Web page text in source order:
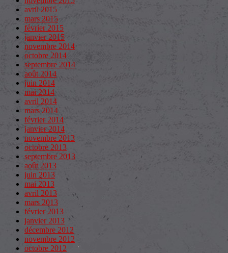
avril 2015
mars 2015
février 2015
janvier 2015
novembre 2014
octobre 2014
septembre 2014
août 2014
juin 2014
mai 2014
avril 2014
mars 2014
février 2014
janvier 2014
novembre 2013
octobre 2013
septembre 2013
août 2013
juin 2013
mai 2013
avril 2013
mars 2013
février 2013
janvier 2013
décembre 2012
novembre 2012
octobre 2012